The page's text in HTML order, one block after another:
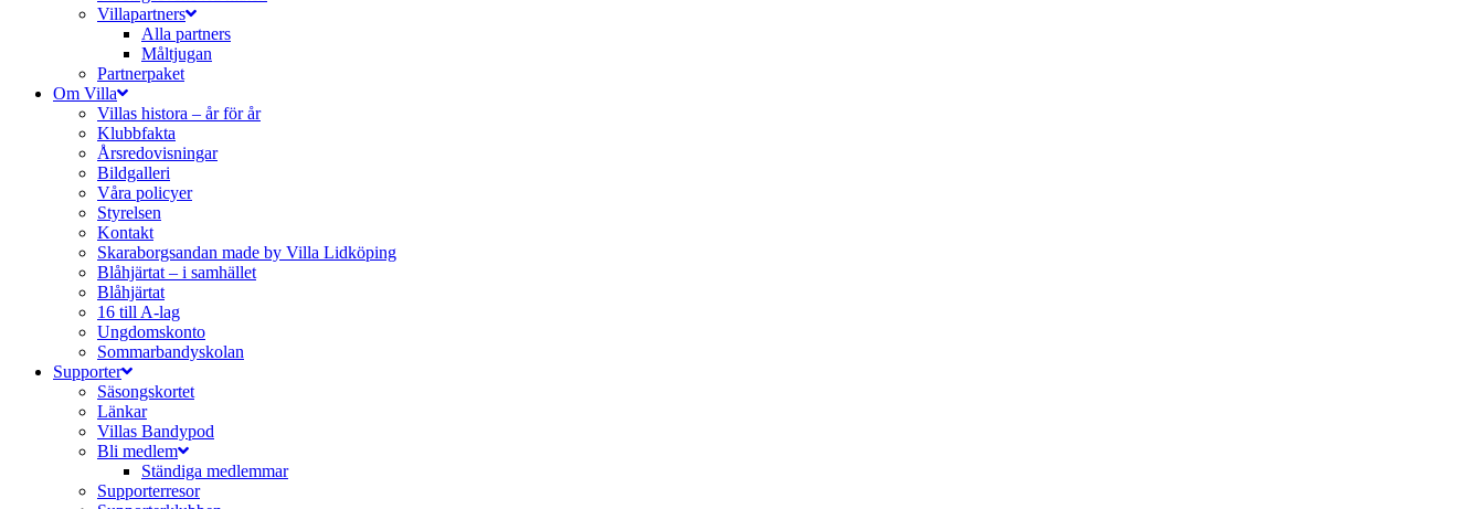
Villapartners
Alla partners
Måltjugan
Partnerpaket
Om Villa
Villas histora – år för år
Klubbfakta
Årsredovisningar
Bildgalleri
Våra policyer
Styrelsen
Kontakt
Skaraborgsandan made by Villa Lidköping
Blåhjärtat – i samhället
Blåhjärtat
16 till A-lag
Ungdomskonto
Sommarbandyskolan
Supporter
Säsongskortet
Länkar
Villas Bandypod
Bli medlem
Ständiga medlemmar
Supporterresor